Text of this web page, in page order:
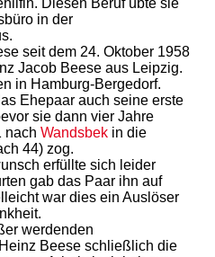
in der
seit dem 24. Oktober 1958
Jacob Beese aus Leipzig.
in Hamburg-Bergedorf.
Ehepaar auch seine erste
sie dann vier Jahre
nach Wandsbek in die
44) zog.
erfüllte sich leider
gab das Paar ihn auf
war dies ein Auslöser
werdenden
Beese schließlich die